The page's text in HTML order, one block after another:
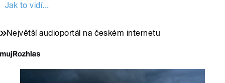
Jak to vidí...
Největší audioportál na českém internetu